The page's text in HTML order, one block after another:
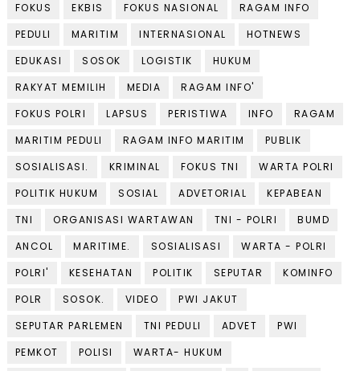
FOKUS
EKBIS FOKUS NASIONAL
RAGAM INFO
PEDULI
MARITIM INTERNASIONAL
HOTNEWS
EDUKASI
SOSOK LOGISTIK
HUKUM
RAKYAT MEMILIH
MEDIA
RAGAM INFO'
FOKUS POLRI
LAPSUS PERISTIWA INFO
RAGAM
MARITIM PEDULI
RAGAM INFO MARITIM
PUBLIK
SOSIALISASI.
KRIMINAL FOKUS TNI
WARTA POLRI
POLITIK HUKUM
SOSIAL ADVETORIAL
KEPABEAN
TNI
ORGANISASI WARTAWAN TNI - POLRI
BUMD
ANCOL
MARITIME. SOSIALISASI
WARTA - POLRI
POLRI'
KESEHATAN POLITIK SEPUTAR
KOMINFO
POLR
SOSOK. VIDEO
PWI JAKUT
SEPUTAR PARLEMEN
TNI PEDULI ADVET
PWI
PEMKOT
POLISI
WARTA- HUKUM